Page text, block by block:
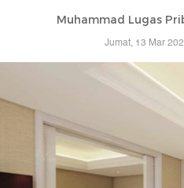
Muhammad Lugas
Jumat, 13 Mar